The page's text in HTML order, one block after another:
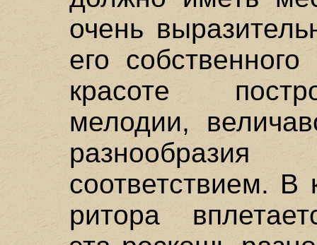
очень
его
красоте
мелодии,
соответствием. В
ритора